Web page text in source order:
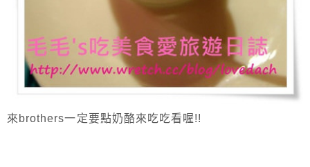
來brothers一定要點奶酪來吃吃看喔!!